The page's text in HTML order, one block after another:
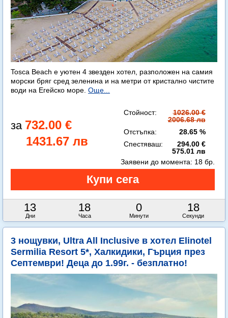
Tosca Beach е уютен 4 звезден хотел, разположен на самия
морски бряг сред зеленина и на метри от кристално чистите
води на Егейско море. Още...
732.00 €
1431.67 лв
Стойност:
1026.00 €
2006.68 лв
Отстъпка:
28.65 %
Спестяваш:
294.00 €
575.01 лв
13
Дни
18
Часа
0
Минути
16
Секунди
Заявени до момента: 18 бр.
3 нощувки, Ultra All Inclusive в хотел Elinotel
Sermilia Resort 5*, Халкидики, Гърция през
Септември! Деца до 1.99г. - безплатно!